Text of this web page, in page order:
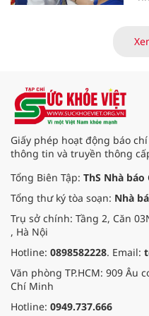
là
Giấy phép hoạt động báo
thông tin và truyền thông
Tổng Biên Tập: ThS Nhà
Tổng thư ký tòa soạn: Nhà
Trụ sở chính: Tầng 2, Căn
, Hà Nội
Hotline: 0898582228. Email:
Văn phòng TP.HCM: 909 Âu
Chí Minh
Hotline: 0949.737.666